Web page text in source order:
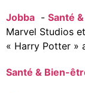
Jobba
Santé
Marvel Studios
« Harry Potter »
Santé & Bien-